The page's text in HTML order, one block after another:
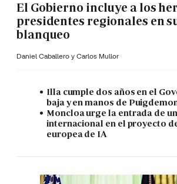
El Gobierno incluye a los
presidentes regionales en
blanqueo
Daniel Caballero y Carlos Mullor
Illa cumple dos años en el
baja y en manos de
Moncloa urge la entrada de
internacional en el proyecto
europea de IA